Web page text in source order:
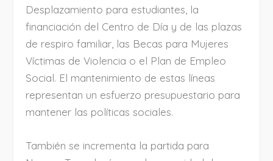
Desplazamiento para estudiantes, la
financiación del Centro de Día y de las plazas
de respiro familiar, las Becas para Mujeres
Víctimas de Violencia o el Plan de Empleo
Social. El mantenimiento de estas líneas
representan un esfuerzo presupuestario para
mantener las políticas sociales.
También se incrementa la partida para